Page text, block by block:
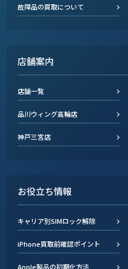
故障品の買取について
店舗案内
店舗一覧
品川ウィング高輪店
神戸三宮店
お役立ち情報
キャリア別SIMロック解除
iPhone買取前確認ポイント
Apple製品の初期化方法